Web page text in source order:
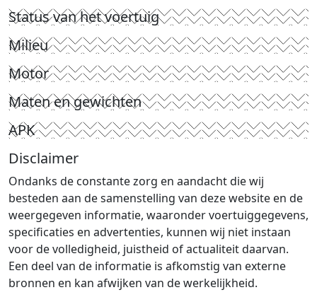
Status van het voertuig
Milieu
Motor
Maten en gewichten
APK
Disclaimer
Ondanks de constante zorg en aandacht die wij
besteden aan de samenstelling van deze website en de
weergegeven informatie, waaronder voertuiggegevens,
specificaties en advertenties, kunnen wij niet instaan
voor de volledigheid, juistheid of actualiteit daarvan.
Een deel van de informatie is afkomstig van externe
bronnen en kan afwijken van de werkelijkheid.